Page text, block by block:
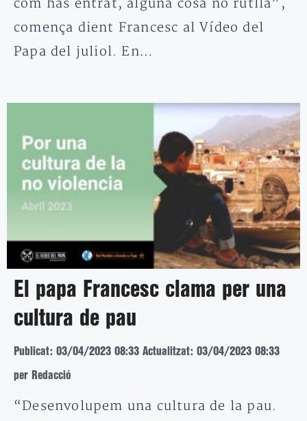
com has entrat, alguna cosa no rutlla”,
comença dient Francesc al Vídeo del
Papa del juliol. En…
El papa Francesc clama per una
cultura de pau
Publicat: 03/04/2023 08:33 Actualitzat: 03/04/2023 08:33
per Redacció
“Desenvolupem una cultura de la pau.